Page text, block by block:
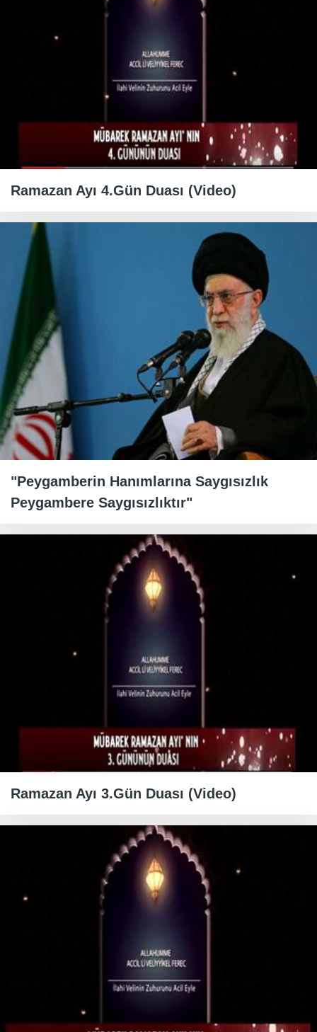
Ramazan Ayı 4.Gün Duası (Video)
"Peygamberin Hanımlarına Saygısızlık
Peygambere Saygısızlıktır"
Ramazan Ayı 3.Gün Duası (Video)